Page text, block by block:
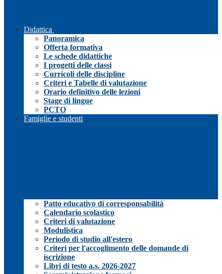
Didattica
Panoramica
Offerta formativa
Le schede didattiche
I progetti delle classi
Curricoli delle discipline
Criteri e Tabelle di valutazione
Orario definitivo delle lezioni
Stage di lingue
PCTO
Famiglie e studenti
Patto educativo di corresponsabilità
Calendario scolastico
Criteri di valutazione
Modulistica
Periodo di studio all'estero
Criteri per l'accoglimento delle domande di
iscrizione
Libri di testo a.s. 2026-2027